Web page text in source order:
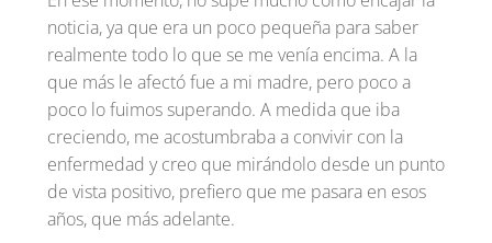
noticia, ya que era un poco pequeña para saber
realmente todo lo que se me venía encima. A la
que más le afectó fue a mi madre, pero poco a
poco lo fuimos superando. A medida que iba
creciendo, me acostumbraba a convivir con la
enfermedad y creo que mirándolo desde un punto
de vista positivo, prefiero que me pasara en esos
años, que más adelante.